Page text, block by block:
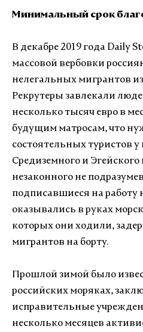
Минимальный срок
В декабре 2019 года Daily
массовой вербовки
нелегальных мигрантов
Рекрутеры завлекали
несколько тысяч евро в
будущим матросам, что
состоятельных туристов у
Средиземного и Эгейского
незаконного не
подписавшиеся на работу
оказывались в руках
которых они ходили,
мигрантов на борту.
Прошлой зимой было
российских моряках,
исправительные
несколько месяцев